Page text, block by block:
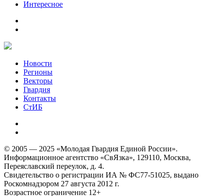
Интересное
Новости
Регионы
Векторы
Гвардия
Контакты
СтИБ
© 2005 — 2025 «Молодая Гвардия Единой России».
Информационное агентство «СвЯзка», 129110, Москва,
Переяславский переулок, д. 4.
Свидетельство о регистрации ИА № ФС77-51025, выдано
Роскомнадзором 27 августа 2012 г.
Возрастное ограничение 12+